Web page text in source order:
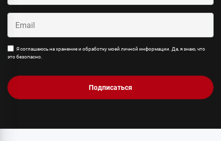
Я соглашаюсь на хранение и обработку моей личной информации. Да, я знаю, что
это безопасно.
Подписаться